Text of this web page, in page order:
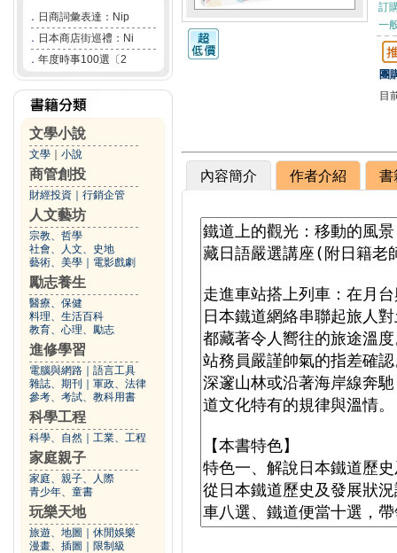
． 日商詞彙表達：Nip
． 日本商店街巡禮：Ni
． 年度時事100選〔2
文學小說
文學 小說
商管創投
財經投資 行銷企管
人文藝坊
宗教、哲學
社會、人文、史地
藝術、美學
電影戲劇
勵志養生
醫療、保健
料理、生活百科
教育、心理、勵志
進修學習
電腦與網路
語言工具
雜誌、期刊
軍政、法律
參考、考試、教科用書
科學工程
科學、自然 工業、工程
家庭親子
家庭、親子、人際
青少年、童書
玩樂天地
旅遊、地圖
休閒娛樂
漫畫、插圖
限制級
訂
一
團
目
內容簡介 作者介紹 書